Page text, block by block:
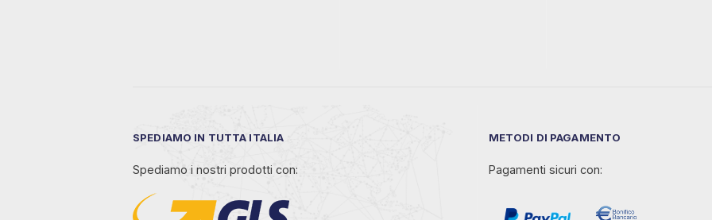
SPEDIAMO IN TUTTA ITALIA
Spediamo i nostri prodotti con:
METODI DI PAGAMENTO
Pagamenti sicuri con: